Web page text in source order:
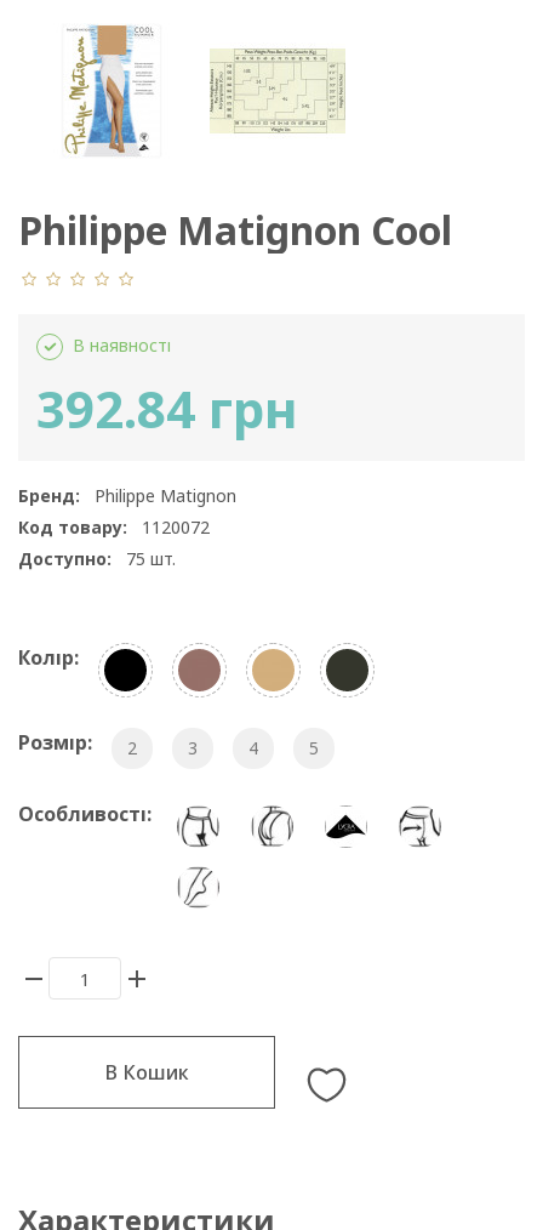
Philippe Matignon Cool
Summer 8 Den
В наявності
392.84 грн
Бренд:
Philippe Matignon
Код товару:
1120072
Доступно:
75 шт.
Колір:
Розмір: 2 3 4 5
Особливості:
В Кошик
Характеристики